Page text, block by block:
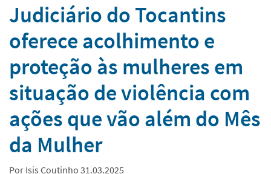
Notícias
Judiciário do Tocantins
oferece acolhimento e
proteção às mulheres em
situação de violência com
ações que vão além do Mês
da Mulher
Por Isis Coutinho 31.03.2025